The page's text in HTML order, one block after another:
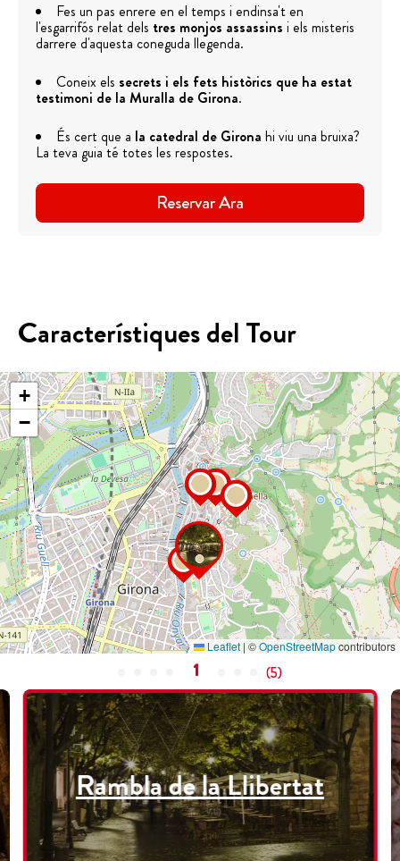
Fes un pas enrere en el temps i endinsa't en
l'esgarrifós relat dels tres monjos assassins i els misteris
darrere d'aquesta coneguda llegenda.
Coneix els secrets i els fets històrics que ha estat
testimoni de la Muralla de Girona.
És cert que a la catedral de Girona hi viu una bruixa?
La teva guia té totes les respostes.
Reservar Ara
Característiques del Tour
+
−
Leaflet | ©OpenStreetMapcontributors
1 (5)
Rambla de la Llibertat